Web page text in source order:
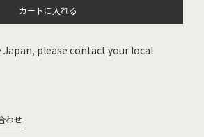
カートに入れる
please contact your local
わせ